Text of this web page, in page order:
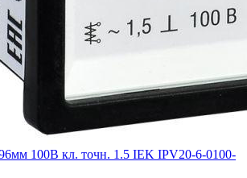
100В кл. точн. 1.5 IEK IPV20-6-0100-